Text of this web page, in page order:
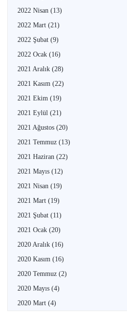
2022 Nisan (13)
2022 Mart (21)
2022 Şubat (9)
2022 Ocak (16)
2021 Aralık (28)
2021 Kasım (22)
2021 Ekim (19)
2021 Eylül (21)
2021 Ağustos (20)
2021 Temmuz (13)
2021 Haziran (22)
2021 Mayıs (12)
2021 Nisan (19)
2021 Mart (19)
2021 Şubat (11)
2021 Ocak (20)
2020 Aralık (16)
2020 Kasım (16)
2020 Temmuz (2)
2020 Mayıs (4)
2020 Mart (4)